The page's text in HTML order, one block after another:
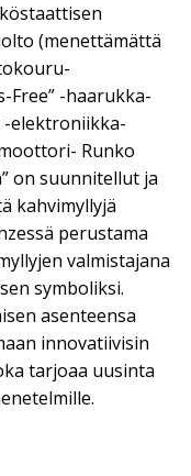
(menettämättä
Free” -haarukka-
-elektroniikka-
Runko
on suunnitellut ja
kahvimyllyjä
perustama
valmistajana
symboliksi.
asenteensa
innovatiivisin
tarjoaa uusinta